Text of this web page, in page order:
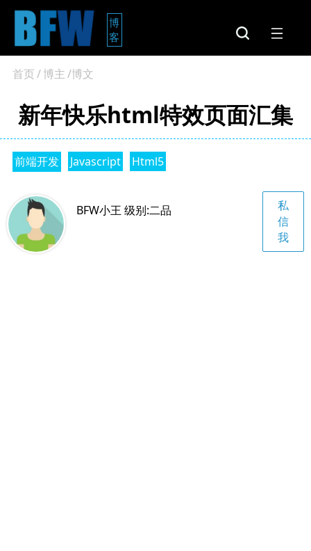
博
客
首页/博主/博文
新年快乐html特效页面汇集
前端开发 Javascript Html5
BFW小王 级别:二品
私
信
我